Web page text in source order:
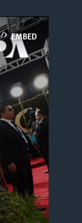
EMBED